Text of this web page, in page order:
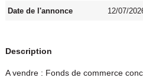
Date de l'annonce 12/07/
Description
A vendre : Fonds de commerce